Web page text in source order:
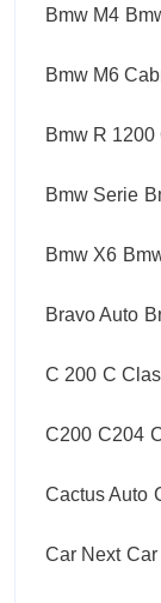
Bmw M4
Bmw M6
Bmw R 1200
Bmw Serie
Bmw X6
Bravo Auto
C 200 C
C200 C204
Cactus Auto
Car Next Car